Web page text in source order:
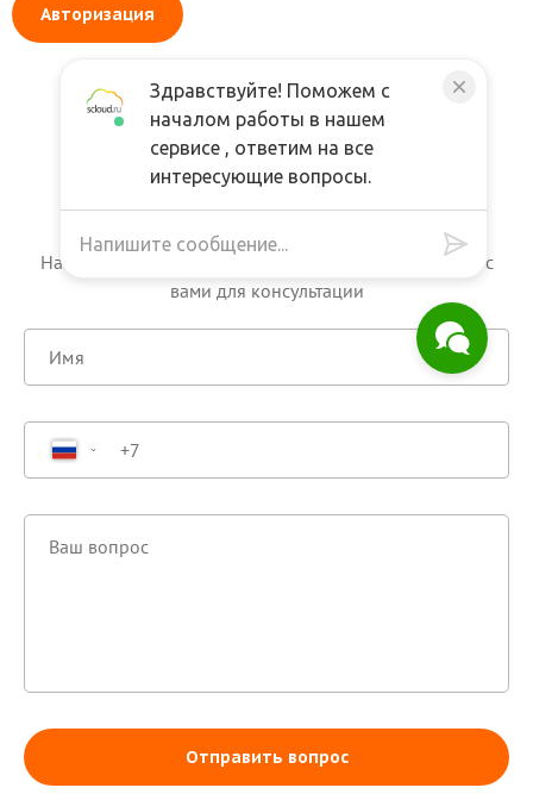
Авторизация
Напишите ваш вопрос, и менеджер Scloud свяжется c
вами для консультации
Отправить вопрос
Здравствуйте! Поможем с
началом работы в нашем
сервисе , ответим на все
интересующие вопросы.